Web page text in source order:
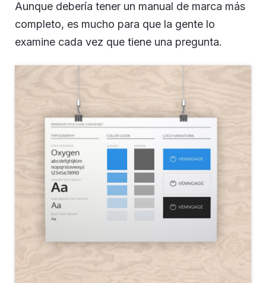
Aunque debería tener un manual de marca más
completo, es mucho para que la gente lo
examine cada vez que tiene una pregunta.